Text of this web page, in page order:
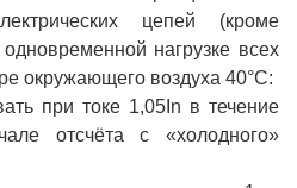
цепей (кроме
нагрузке всех
окружающего воздуха 40°С:
при токе 1,05In в течение
отсчёта с «холодного»